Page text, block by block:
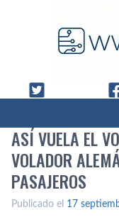
ASÍ VUELA EL
VOLADOR
PASAJEROS
Publicado el 17